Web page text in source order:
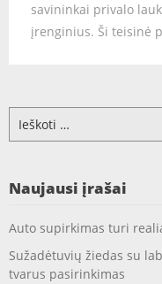
savininkai privalo
įrenginius. Ši teisinė
Ieškoti:
Naujausi įrašai
Auto supirkimas turi
Sužadėtuvių žiedas su
tvarus pasirinkimas